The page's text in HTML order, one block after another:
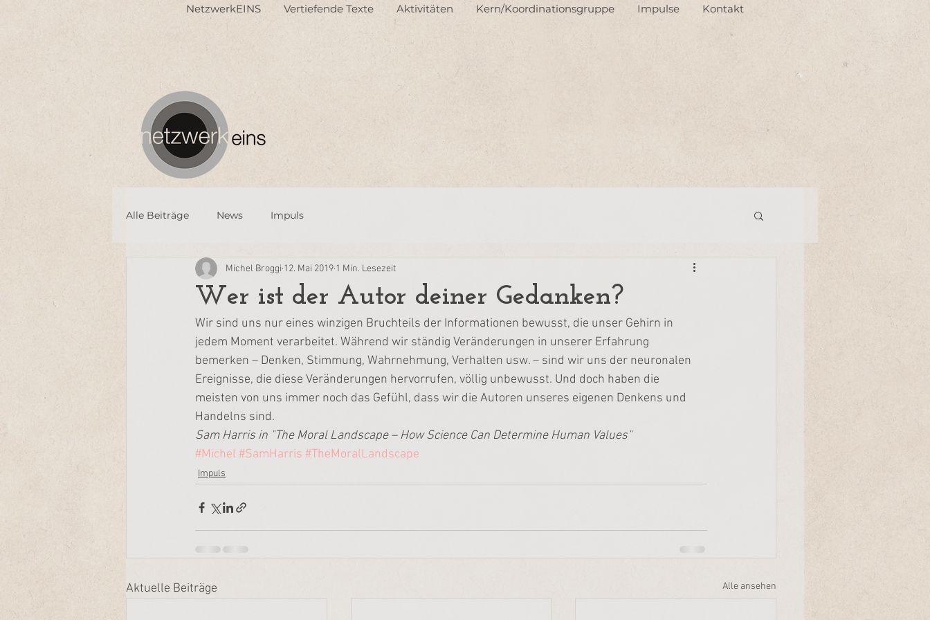
NetzwerkEINS Vertiefende Texte Aktivitäten Kern/Koordinationsgruppe Impulse Kontakt
Alle Beiträge News Impuls
Wer ist der Autor deiner Gedanken?
Michel Broggi 12. Mai 2019 1 Min. Lesezeit
Wir sind uns nur eines winzigen Bruchteils der Informationen bewusst, die unser Gehirn in
jedem Moment verarbeitet. Während wir ständig Veränderungen in unserer Erfahrung
bemerken – Denken, Stimmung, Wahrnehmung, Verhalten usw. – sind wir uns der neuronalen
Ereignisse, die diese Veränderungen hervorrufen, völlig unbewusst. Und doch haben die
meisten von uns immer noch das Gefühl, dass wir die Autoren unseres eigenen Denkens und
Handelns sind.
Sam Harris in "The Moral Landscape – How Science Can Determine Human Values"
#Michel #SamHarris #TheMoralLandscape
Impuls
Aktuelle Beiträge Alle ansehen